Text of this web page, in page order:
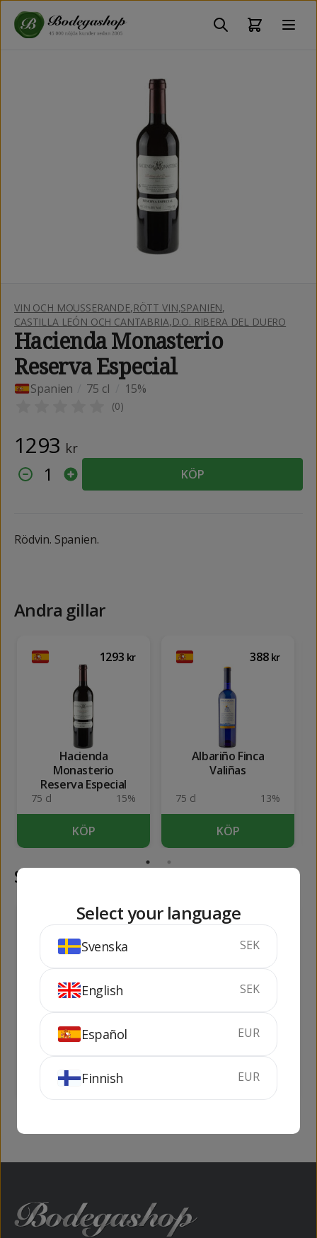
VIN OCH MOUSSERANDE,RÖTT VIN,SPANIEN,
CASTILLA LEÓN OCH CANTABRIA,D.O. RIBERA DEL DUERO
Hacienda Monasterio
Reserva Especial
Spanien 75 cl 15%
(0)
1293 kr
1 KÖP
Rödvin. Spanien.
Andra gillar
1293 kr
Hacienda
Monasterio
Reserva Especial
75 cl 15%
KÖP
388 kr
Albariño Finca
Valiñas
75 cl 13%
KÖP
Samma kategori
113kr
Viña Mayor Crianza
75 cl
KÖP
286
14.5%
KÖP
Select your language
Svenska SEK
English SEK
Español EUR
Finnish EUR